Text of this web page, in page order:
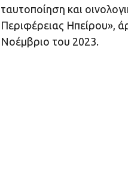
ταυτοποίηση και
Περιφέρειας Ηπείρου»,
Νοέμβριο του 2023.